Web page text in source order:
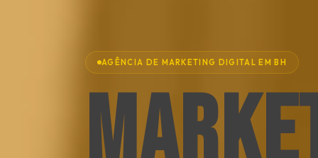
AGÊNCIA DE MARKETING DIGITAL EM BH